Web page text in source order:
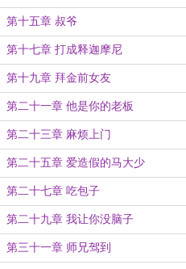
第十五章 叔爷
第十七章 打成释迦摩尼
第十九章 拜金前女友
第二十一章 他是你的老板
第二十三章 麻烦上门
第二十五章 爱造假的马大少
第二十七章 吃包子
第二十九章 我让你没脑子
第三十一章 师兄驾到